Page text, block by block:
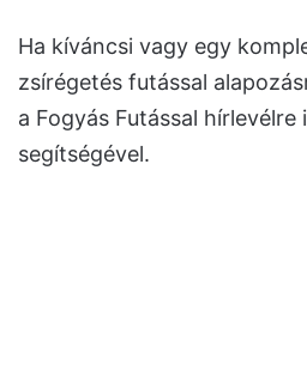
Ha kíváncsi vagy egy
zsírégetés futással
a Fogyás Futással hírlevélre
segítségével.